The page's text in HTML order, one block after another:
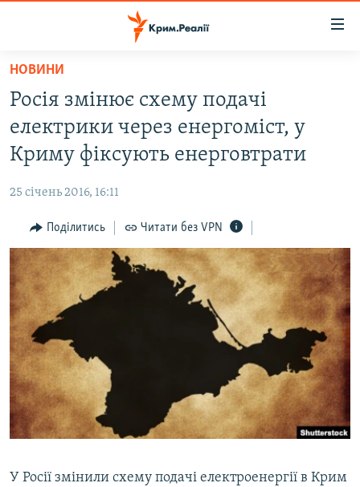
Перейти
основного
матеріалу
Перейти
до
основної
Перейти
до
пошуку
ВІДЕО ТА ФОТО
БЛОГИ
ПОГЛЯД
ІНТЕРВ'Ю
ВСЕ ЗА ДЕНЬ
СПЕЦПРОЕКТИ
ДЕПОРТАЦІЯ
ВІДЕОУРОКИ «ELIFBE»
СВІДЧЕННЯ ОКУПАЦІЇ
УКРАЇНСЬКА ПРОБЛЕМА КРИМУ
ЯК ОБІЙТИ БЛОКУВАННЯ
Русский
Qırımtatar
НОВИНИ
Росія змінює схему подачі
електрики через енергоміст, у
Криму фіксують енерговтрати
25 січень 2016, 16:11
Поділитись Читати без VPN
У Росії змінили схему подачі електроенергії в Крим